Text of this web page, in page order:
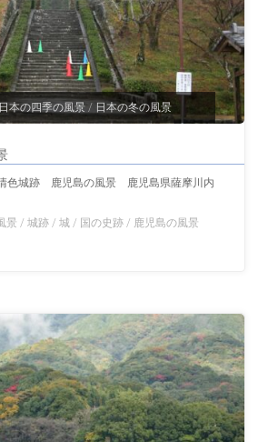
本の四季の風景 / 日本の冬の風景
色城跡 鹿児島の風景 鹿児島県薩摩川内
景 /城跡 /城 / 国の史跡 / 鹿児島の風景